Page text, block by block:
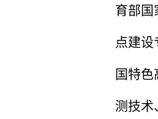
育部国
点建
国特
测技术